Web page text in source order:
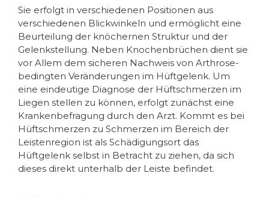
Sie erfolgt in verschiedenen Positionen aus
verschiedenen Blickwinkeln und ermöglicht eine
Beurteilung der knöchernen Struktur und der
Gelenkstellung. Neben Knochenbrüchen dient sie
vor Allem dem sicheren Nachweis von Arthrose-
bedingten Veränderungen im Hüftgelenk. Um
eine eindeutige Diagnose der Hüftschmerzen im
Liegen stellen zu können, erfolgt zunächst eine
Krankenbefragung durch den Arzt. Kommt es bei
Hüftschmerzen zu Schmerzen im Bereich der
Leistenregion ist als Schädigungsort das
Hüftgelenk selbst in Betracht zu ziehen, da sich
dieses direkt unterhalb der Leiste befindet.